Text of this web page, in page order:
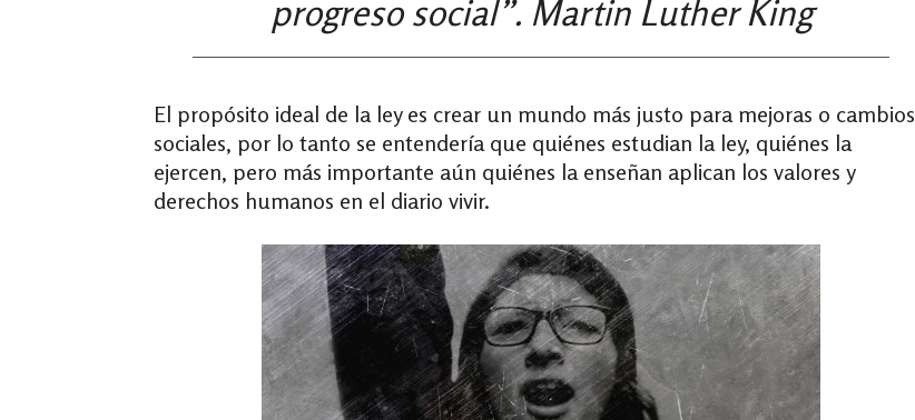
progreso social”. Martin Luther King
El propósito ideal de la ley es crear un mundo más justo para mejoras o cambios
sociales, por lo tanto se entendería que quiénes estudian la ley, quiénes la
ejercen, pero más importante aún quiénes la enseñan aplican los valores y
derechos humanos en el diario vivir.